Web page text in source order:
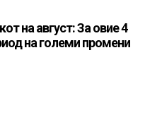
на август: За овие 4
на големи промени